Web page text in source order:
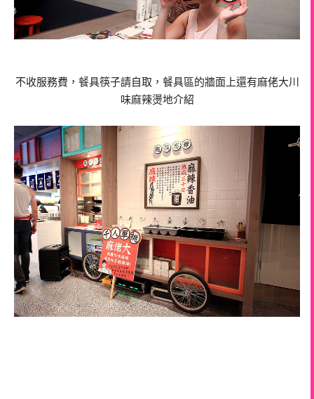
不收服務費，餐具筷子請自取，餐具區的牆面上還有麻佬大川
味麻辣燙地介紹